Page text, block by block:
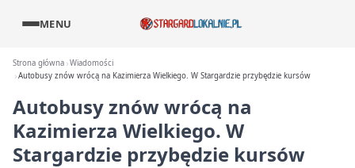
MENU
Strona główna Wiadomości
Autobusy znów wrócą na Kazimierza Wielkiego. W Stargardzie przybędzie kursów
Autobusy znów wrócą na
Kazimierza Wielkiego. W
Stargardzie przybędzie kursów